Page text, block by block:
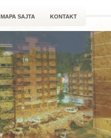
MAPA SAJTA KONTAKT